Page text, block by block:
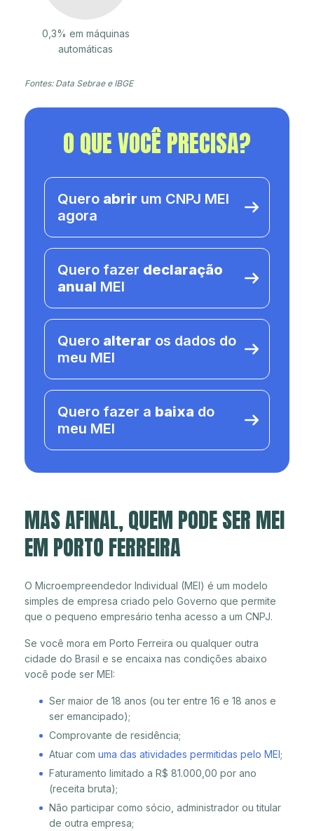
0,3% em máquinas
automáticas
Fontes: Data Sebrae e IBGE
O QUE VOCÊ PRECISA?
Quero abrir um CNPJ MEI
agora
Quero fazer declaração
anual MEI
Quero alterar os dados do
meu MEI
Quero fazer a baixa do
meu MEI
MAS AFINAL, QUEM PODE SER MEI
EM PORTO FERREIRA
O Microempreendedor Individual (MEI) é um modelo
simples de empresa criado pelo Governo que permite
que o pequeno empresário tenha acesso a um CNPJ.
Se você mora em Porto Ferreira ou qualquer outra
cidade do Brasil e se encaixa nas condições abaixo
você pode ser MEI:
Ser maior de 18 anos (ou ter entre 16 e 18 anos e
ser emancipado);
Comprovante de residência;
Atuar com uma das atividades permitidas pelo MEI;
Faturamento limitado a R$ 81.000,00 por ano
(receita bruta);
Não participar como sócio, administrador ou titular
de outra empresa;